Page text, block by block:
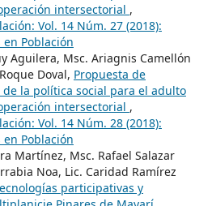
intersectorial ,
Vol. 14 Núm. 27 (2018):
en Población
Aguilera, Msc. Ariagnis Camellón
Doval, Propuesta de
la política social para el adulto
intersectorial ,
Vol. 14 Núm. 28 (2018):
en Población
Martínez, Msc. Rafael Salazar
Noa, Lic. Caridad Ramírez
participativas y